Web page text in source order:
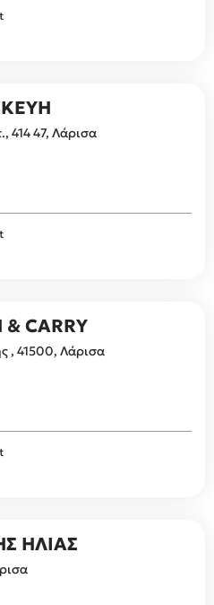
414 47, Λάρισα
CARRY
, 41500, Λάρισα
ΗΛΙΑΣ